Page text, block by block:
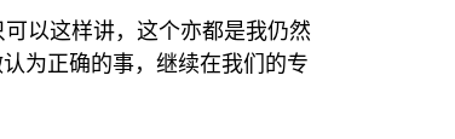
以这样讲，这个亦都是我仍然
为正确的事，继续在我们的专